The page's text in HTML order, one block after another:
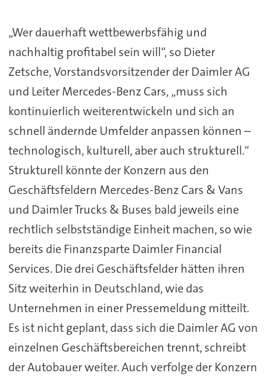
„Wer dauerhaft wettbewerbsfähig und
nachhaltig profitabel sein will“, so Dieter
Zetsche, Vorstandsvorsitzender der Daimler AG
und Leiter Mercedes-Benz Cars, „muss sich
kontinuierlich weiterentwickeln und sich an
schnell ändernde Umfelder anpassen können –
technologisch, kulturell, aber auch strukturell.“
Strukturell könnte der Konzern aus den
Geschäftsfeldern Mercedes-Benz Cars & Vans
und Daimler Trucks & Buses bald jeweils eine
rechtlich selbstständige Einheit machen, so wie
bereits die Finanzsparte Daimler Financial
Services. Die drei Geschäftsfelder hätten ihren
Sitz weiterhin in Deutschland, wie das
Unternehmen in einer Pressemeldung mitteilt.
Es ist nicht geplant, dass sich die Daimler AG von
einzelnen Geschäftsbereichen trennt, schreibt
der Autobauer weiter. Auch verfolge der Konzern